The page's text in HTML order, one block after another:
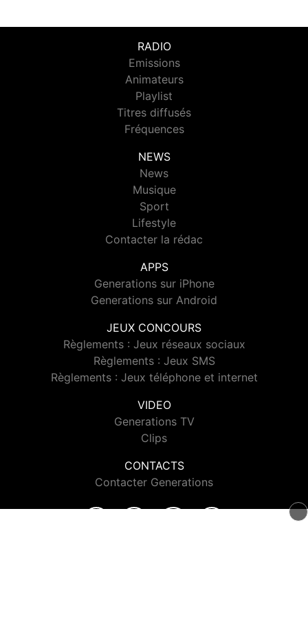
RADIO
Emissions
Animateurs
Playlist
Titres diffusés
Fréquences
NEWS
News
Musique
Sport
Lifestyle
Contacter la rédac
APPS
Generations sur iPhone
Generations sur Android
JEUX CONCOURS
Règlements : Jeux réseaux sociaux
Règlements : Jeux SMS
Règlements : Jeux téléphone et internet
VIDEO
Generations TV
Clips
CONTACTS
Contacter Generations